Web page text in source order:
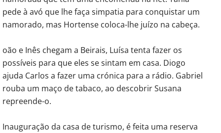
pede à avó que lhe faça simpatia para conquistar um
namorado, mas Hortense coloca-lhe juízo na cabeça.
oão e Inês chegam a Beirais, Luísa tenta fazer os
possíveis para que eles se sintam em casa. Diogo
ajuda Carlos a fazer uma crónica para a rádio. Gabriel
rouba um maço de tabaco, ao descobrir Susana
repreende-o.
Inauguração da casa de turismo, é feita uma reserva